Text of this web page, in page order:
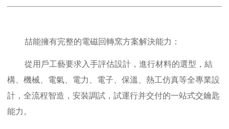
喆能擁有完整的電磁回轉窯方案解決能力：
從用戶工藝要求入手評估設計，進行材料的選型，結
構、機械、電氣、電力、電子、保溫、熱工仿真等全專業設
計，全流程智造，安裝調試，試運行并交付的一站式交鑰匙
能力。